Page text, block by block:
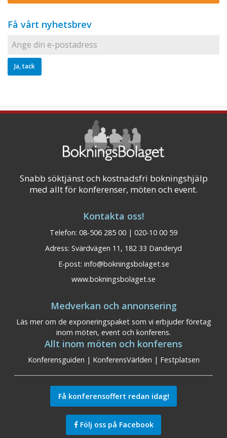
Få vårt nyhetsbrev
Snabb söktjänst och kostnadsfri bokningshjälp
med allt för konferenser, möten och event.
Kontakta oss!
Telefon: 08-506 285 00 | 020-10 00 59
Adress: Svärdvägen 11, 182 33 Danderyd
E-post: info@bokningsbolaget.se
www.bokningsbolaget.se
Medverkan och annonsering
Läs mer om de exponeringspaket som vi erbjuder företag
inom möten, event och konferens.
Allt inom möten och konferens
Konferensguiden | KonferensVärlden | Festplatsen
Få konferensoffert redan idag!
Följ oss på Facebook